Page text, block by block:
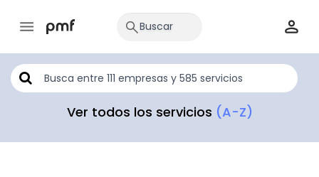
Ver todos los servicios (A-Z)